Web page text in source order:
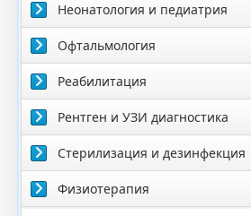
Неонатология и педиатрия
Офтальмология
Реабилитация
Рентген и УЗИ диагностика
Стерилизация и дезинфекция
Физиотерапия